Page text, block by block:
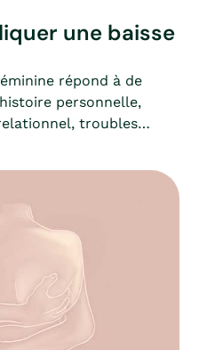
une baisse
répond à de
personnelle,
troubles
le fait de savoir
le trouver son
Car ne pas avoir
ne doit pas forcément
souffrance.Par contre,
situation amènent
à consulter.